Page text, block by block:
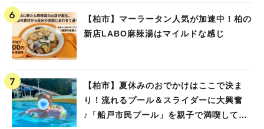
【柏市】マーラータン人気が加速中！柏の
新店LABO麻辣湯はマイルドな感じ
【柏市】夏休みのおでかけはここで決ま
り！流れるプール＆スライダーに大興奮
♪「船戸市民プール」を親子で満喫してき